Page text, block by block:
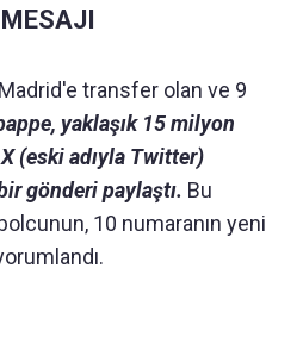
transfer olan ve 9
yaklaşık 15 milyon
(eski adıyla Twitter)
gönderi paylaştı. Bu
10 numaranın yeni